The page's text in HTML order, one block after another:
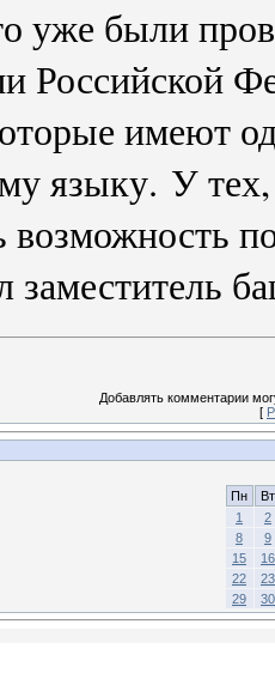
уже были
Российской
имеют
языку. У
возможность
Добавлять комментарии
[
Пн
Вт
1
2
8
9
15
16
22
23
29
30